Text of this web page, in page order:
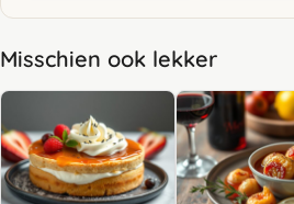
Misschien ook lekker